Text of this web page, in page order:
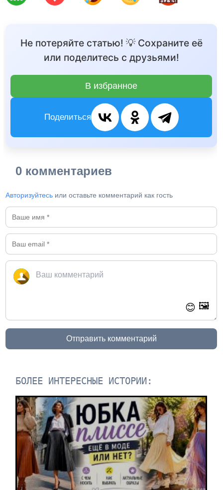
Не потеряйте статью! 💡 Сохраните её
или поделитесь с друзьями!
В избранное
Поделиться
0 комментариев
Авторизуйтесь или оставьте комментарий как гость
😊 🖼️
Отправить комментарий
БОЛЕЕ ИНТЕРЕСНЫЕ ИСТОРИИ: